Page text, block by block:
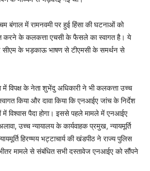
बंगाल में रामनवमी पर हुई हिंसा की घटनाओं को
करने के कलकत्ता एचसी के फैसले का स्वागत है। ये
सीएम के भड़काऊ भाषण से टीएमसी के समर्थन से
में विपक्ष के नेता शुभेंदु अधिकारी ने भी कलकत्ता उच्च
किया और दावा किया कि एनआईए जांच के निर्देश
में विश्वास पैदा होगा। इससे पहले मामले में एनआईए
उच्च न्यायालय के कार्यवाहक प्रमुख, न्यायमूर्ति
हिरण्मय भट्टाचार्य की खंडपीठ ने राज्य पुलिस
मामले से संबंधित सभी दस्तावेज एनआईए को सौंपने